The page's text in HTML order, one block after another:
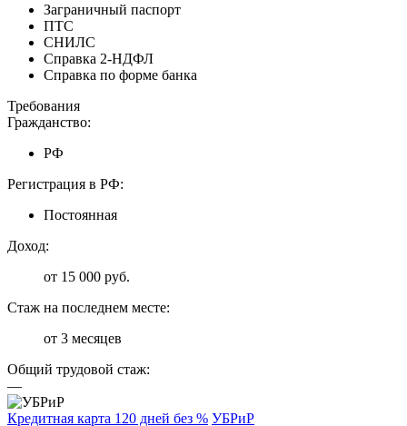
Заграничный паспорт
ПТС
СНИЛС
Справка 2-НДФЛ
Справка по форме банка
Требования
Гражданство:
РФ
Регистрация в РФ:
Постоянная
Доход:
от 15 000 руб.
Стаж на последнем месте:
от 3 месяцев
Общий трудовой стаж:
—
Кредитная карта 120 дней без % УБРиР